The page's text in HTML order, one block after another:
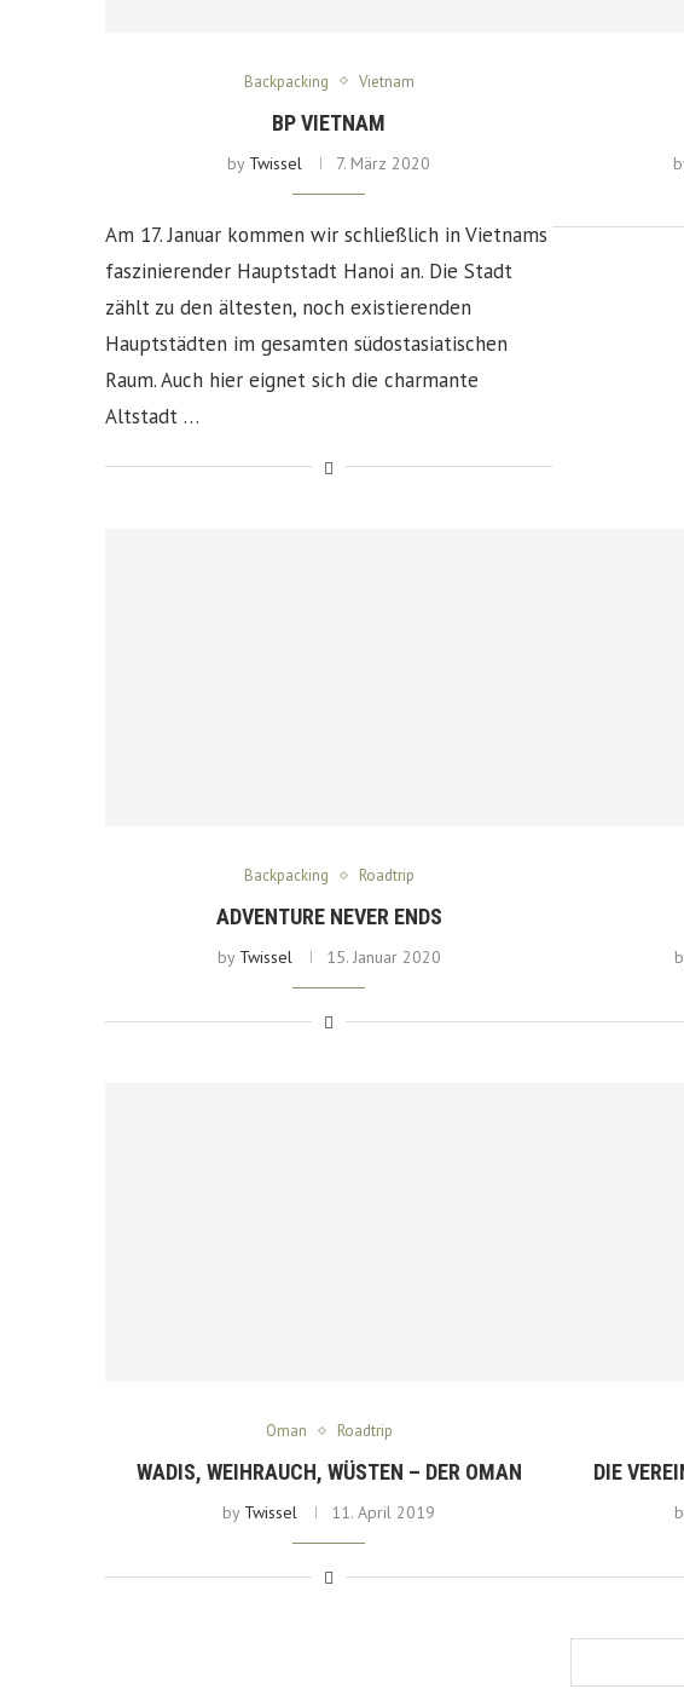
Backpacking Vietnam
BP VIETNAM
by Twissel 7. März 2020
Am 17. Januar kommen wir schließlich in Vietnams
faszinierender Hauptstadt Hanoi an. Die Stadt
zählt zu den ältesten, noch existierenden
Hauptstädten im gesamten südostasiatischen
Raum. Auch hier eignet sich die charmante
Altstadt …
Backpacking Roadtrip
ADVENTURE NEVER ENDS
by Twissel 15. Januar 2020
Oman Roadtrip
WADIS, WEIHRAUCH, WÜSTEN – DER OMAN
by Twissel 11. April 2019
DIE